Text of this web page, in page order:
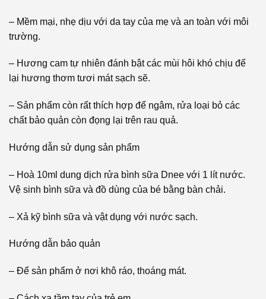
– Mềm mại, nhẹ dịu với da tay của mẹ và an toàn với môi
trường.
– Hương cam tự nhiên đánh bật các mùi hôi khó chịu để
lại hương thơm tươi mát sạch sẽ.
– Sản phẩm còn rất thích hợp để ngâm, rửa loại bỏ các
chất bảo quản còn đọng lại trên rau quả.
Hướng dẫn sử dụng sản phẩm
– Hoà 10ml dung dịch rửa bình sữa Dnee với 1 lít nước.
Vệ sinh bình sữa và đồ dùng của bé bằng bàn chải.
– Xả kỹ bình sữa và vật dụng với nước sạch.
Hướng dẫn bảo quản
– Để sản phẩm ở nơi khô ráo, thoáng mát.